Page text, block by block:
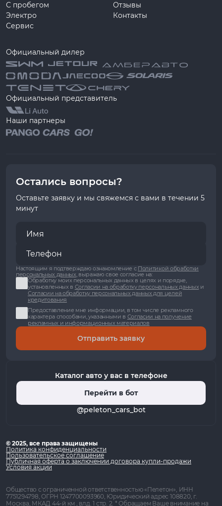
С пробегом
Электро
Сервис
Отзывы
Контакты
Официальный дилер
Официальный представитель
Наши партнеры
Остались вопросы?
Оставьте заявку и мы свяжемся с вами в течении 5
минут
Настоящим я подтверждаю ознакомление с Политикой обработки
персональных данных, выражаю свое согласие на:
Обработку моих персональных данных в целях и порядке,
установленных в Согласии на обработку персональных данныхи
Согласии на обработку персональных данных для целей
кредитования
Предоставление мне информации, в том числе рекламного
характера способами, указанными в Согласии на получение
рекламных и информационных материалов
Отправить заявку
Каталог авто у вас в телефоне
Перейти в бот
@peleton_cars_bot
© 2025, все права защищены
Политика конфиденциальности
Пользовательское соглашение
Публичная оферта о заключении договора купли-продажи
Условия акции
Общество с ограниченной ответственностью «Пелетон», ИНН
7751294798, ОГРН 1247700093960, Юридический адрес 108820, г.
Москва, МКАД 44-й км , влд. 1 стр. 2. * Обращаем Ваше внимание на